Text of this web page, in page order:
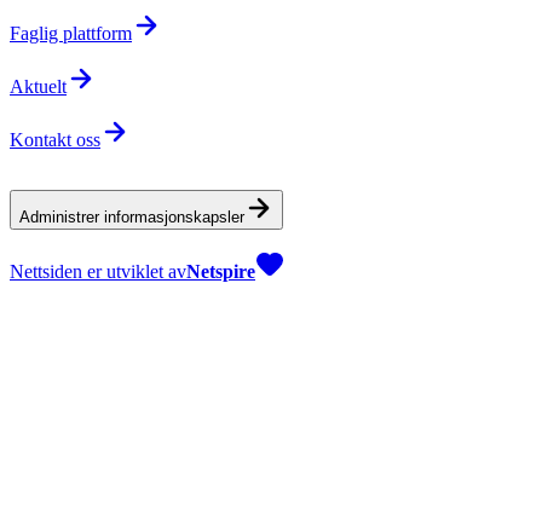
Faglig plattform
Aktuelt
Kontakt oss
Administrer informasjonskapsler
Nettsiden er utviklet avNetspire